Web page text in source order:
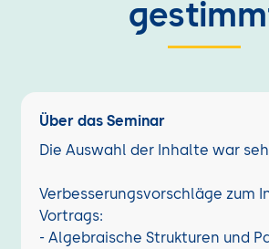
Über das Seminar
Die Auswahl der Inhalte war
Verbesserungsvorschläge zum
Vortrags:
- Algebraische Strukturen und